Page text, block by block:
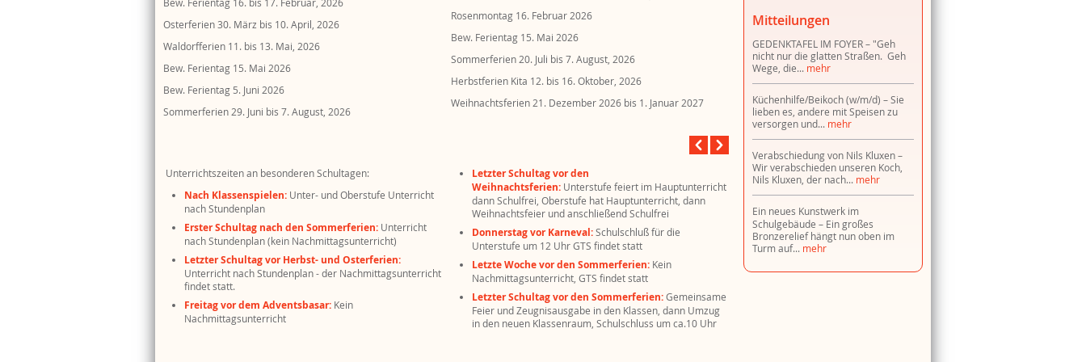
Osterferien 30. März bis 10. April, 2026
Waldorfferien 11. bis 13. Mai, 2026
Bew. Ferientag 15. Mai 2026
Bew. Ferientag 5. Juni 2026
Sommerferien 29. Juni bis 7. August, 2026
Rosenmontag 16. Februar 2026
Bew. Ferientag 15. Mai 2026
Sommerferien 20. Juli bis 7. August, 2026
Herbstferien Kita 12. bis 16. Oktober, 2026
Weihnachtsferien 21. Dezember 2026 bis 1. Januar 2027
Unterrichtszeiten an besonderen Schultagen:
Nach Klassenspielen: Unter- und Oberstufe Unterricht
nach Stundenplan
Erster Schultag nach den Sommerferien: Unterricht
nach Stundenplan (kein Nachmittagsunterricht)
Letzter Schultag vor Herbst- und Osterferien:
Unterricht nach Stundenplan - der Nachmittagsunterricht
findet statt.
Freitag vor dem Adventsbasar: Kein
Nachmittagsunterricht
Letzter Schultag vor den
Weihnachtsferien: Unterstufe feiert im Hauptunterricht
dann Schulfrei, Oberstufe hat Hauptunterricht, dann
Weihnachtsfeier und anschließend Schulfrei
Donnerstag vor Karneval:Schulschluß für die
Unterstufe um 12 Uhr GTS findet statt
Letzte Woche vor den Sommerferien: Kein
Nachmittagsunterricht, GTS findet statt
Letzter Schultag vor den Sommerferien:Gemeinsame
Feier und Zeugnisausgabe in den Klassen, dann Umzug
in den neuen Klassenraum, Schulschluss um ca.10 Uhr
Mitteilungen
GEDENKTAFEL IM FOYER
"Geh
nicht nur die glatten Straßen. Geh
Wege, die... mehr
Küchenhilfe/Beikoch (w/m/d)
Sie
lieben es, andere mit Speisen zu
versorgen und... mehr
Verabschiedung von Nils Kluxen
Wir verabschieden unseren Koch,
Nils Kluxen, der nach... mehr
Ein neues Kunstwerk im
Schulgebäude
Ein großes
Bronzerelief hängt nun oben im
Turm auf... mehr